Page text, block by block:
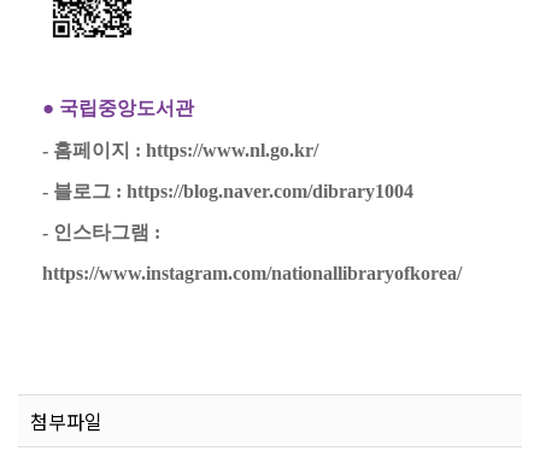
● 국립중앙도서관
- 홈페이지 : https://www.nl.go.kr/
- 블로그 : https://blog.naver.com/dibrary1004
- 인스타그램 :
https://www.instagram.com/nationallibraryofkorea/
첨부파일